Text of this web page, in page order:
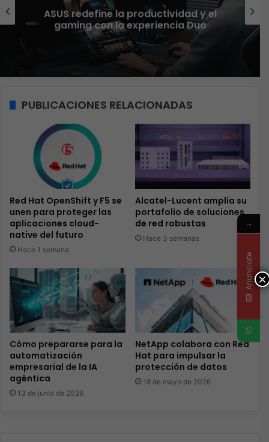
El 73% de las empresas en LATAM
aseguran que el phishing sigue
funcionando
PUBLICACIONES RELACIONADAS
Red Hat OpenShift y F5 se
unen para proteger las
aplicaciones cloud-
native del futuro
Hace 1 semana
Alcatel-Lucent amplía su
portafolio de soluciones
de red robustas
Hace 3 semanas
Cómo prepararse para la
automatización
empresarial de la IA
agéntica
13 de junio de 2026
NetApp colabora con Red
Hat para impulsar la
protección de datos
18 de mayo de 2026
×
→
Anunciate